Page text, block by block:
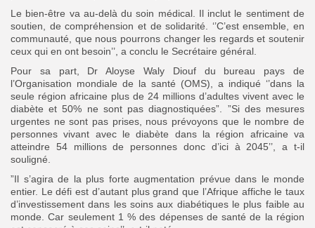
Le bien-être va au-delà du soin médical. Il inclut le sentiment de
soutien, de compréhension et de solidarité. ‘’C’est ensemble, en
communauté, que nous pourrons changer les regards et soutenir
ceux qui en ont besoin’’, a conclu le Secrétaire général.
Pour sa part, Dr Aloyse Waly Diouf du bureau pays de
l’Organisation mondiale de la santé (OMS), a indiqué ‘’dans la
seule région africaine plus de 24 millions d’adultes vivent avec le
diabète et 50% ne sont pas diagnostiquées”. ”Si des mesures
urgentes ne sont pas prises, nous prévoyons que le nombre de
personnes vivant avec le diabète dans la région africaine va
atteindre 54 millions de personnes donc d’ici à 2045’’, a t-il
souligné.
”Il s’agira de la plus forte augmentation prévue dans le monde
entier. Le défi est d’autant plus grand que l’Afrique affiche le taux
d’investissement dans les soins aux diabétiques le plus faible au
monde. Car seulement 1 % des dépenses de santé de la région